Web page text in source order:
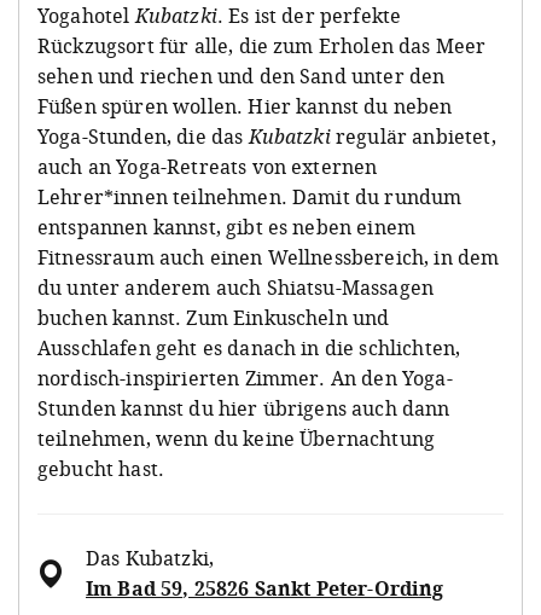
YogahotelKubatzki. Es ist der perfekte
Rückzugsort für alle, die zum Erholen das Meer
sehen und riechen und den Sand unter den
Füßen spüren wollen. Hier kannst du neben
Yoga-Stunden, die dasKubatzkiregulär anbietet,
auch an Yoga-Retreats von externen
Lehrer*innen teilnehmen. Damit du rundum
entspannen kannst, gibt es neben einem
Fitnessraum auch einen Wellnessbereich, in dem
du unter anderem auch Shiatsu-Massagen
buchen kannst. Zum Einkuscheln und
Ausschlafen geht es danach in die schlichten,
nordisch-inspirierten Zimmer. An den Yoga-
Stunden kannst du hier übrigens auch dann
teilnehmen, wenn du keine Übernachtung
gebucht hast.
Das Kubatzki,
Im Bad 59, 25826 Sankt Peter-Ording